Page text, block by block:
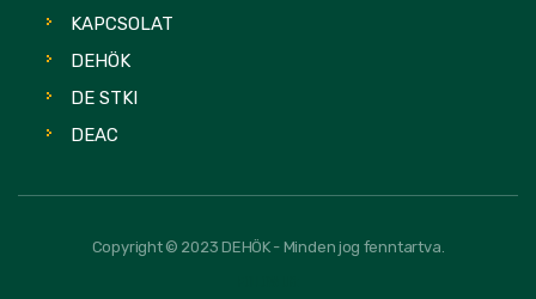
KAPCSOLAT
DEHÖK
DE STKI
DEAC
Copyright © 2023 DEHÖK - Minden jog fenntartva.